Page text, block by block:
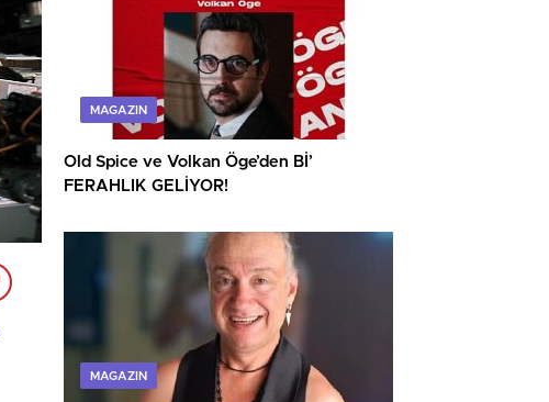
MAGAZIN
Old Spice ve Volkan Öge’den Bİ’
FERAHLIK GELİYOR!
MAGAZIN